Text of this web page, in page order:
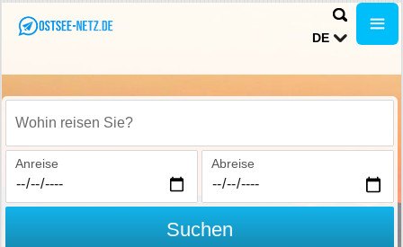
DE
Wohin reisen Sie?
Anreise Abreise
Suchen